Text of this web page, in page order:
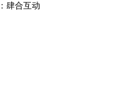
肆合互动